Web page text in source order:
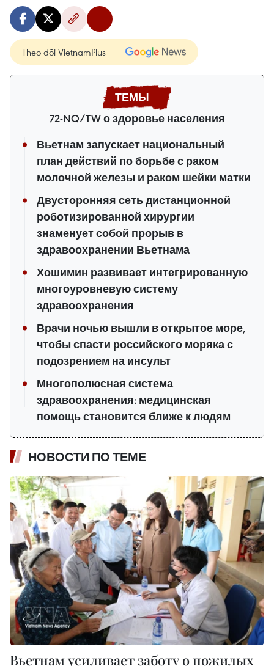
Theo dõi VietnamPlus
72-NQ/TW о здоровье населения
Вьетнам запускает национальный
план действий по борьбе с раком
молочной железы и раком шейки матки
Двусторонняя сеть дистанционной
роботизированной хирургии
знаменует собой прорыв в
здравоохранении Вьетнама
Хошимин развивает интегрированную
многоуровневую систему
здравоохранения
Врачи ночью вышли в открытое море,
чтобы спасти российского моряка с
подозрением на инсульт
Многополюсная система
здравоохранения: медицинская
помощь становится ближе к людям
НОВОСТИ ПО ТЕМЕ
Вьетнам усиливает заботу о пожилых